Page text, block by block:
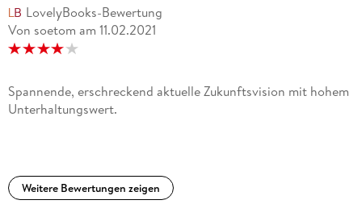
LovelyBooks-Bewertung
Von soetom am 11.02.2021
Spannende, erschreckend aktuelle Zukunftsvision mit hohem
Unterhaltungswert.
Weitere Bewertungen zeigen